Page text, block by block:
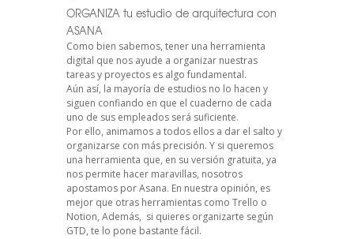
ORGANIZA tu estudio de arquitectura con
ASANA
Como bien sabemos, tener una herramienta
digital que nos ayude a organizar nuestras
tareas y proyectos es algo fundamental.
Aún así, la mayoría de estudios no lo hacen y
siguen confiando en que el cuaderno de cada
uno de sus empleados será suficiente.
Por ello, animamos a todos ellos a dar el salto y
organizarse con más precisión. Y si queremos
una herramienta que, en su versión gratuita, ya
nos permite hacer maravillas, nosotros
apostamos por Asana. En nuestra opinión, es
mejor que otras herramientas como Trello o
Notion, Además, si quieres organizarte según
GTD, te lo pone bastante fácil.